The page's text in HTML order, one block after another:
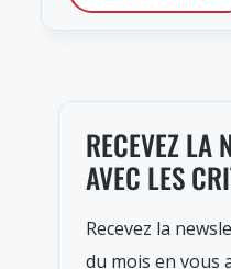
RECEVEZ LA
AVEC LES
Recevez la
du mois en vous